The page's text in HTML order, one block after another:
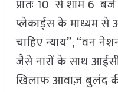
प्रातः 10 से शाम 6
प्लेकार्ड्स के माध्यम से
चाहिए न्याय”, “वन
जैसे नारों के साथ
खिलाफ आवाज़ बुलंद